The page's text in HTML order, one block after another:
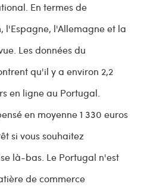
En termes de
l'Allemagne et la
Les données du
qu'il y a environ 2,2
en ligne au Portugal.
en moyenne 1 330 euros
si vous souhaitez
là-bas. Le Portugal n'est
de commerce